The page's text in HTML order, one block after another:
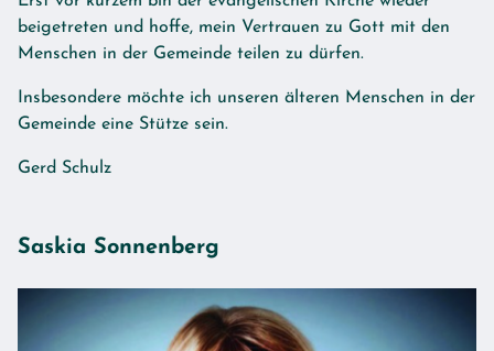
beigetreten und hoffe, mein Vertrauen zu Gott mit den
Menschen in der Gemeinde teilen zu dürfen.
Insbesondere möchte ich unseren älteren Menschen in der
Gemeinde eine Stütze sein.
Gerd Schulz
Saskia Sonnenberg